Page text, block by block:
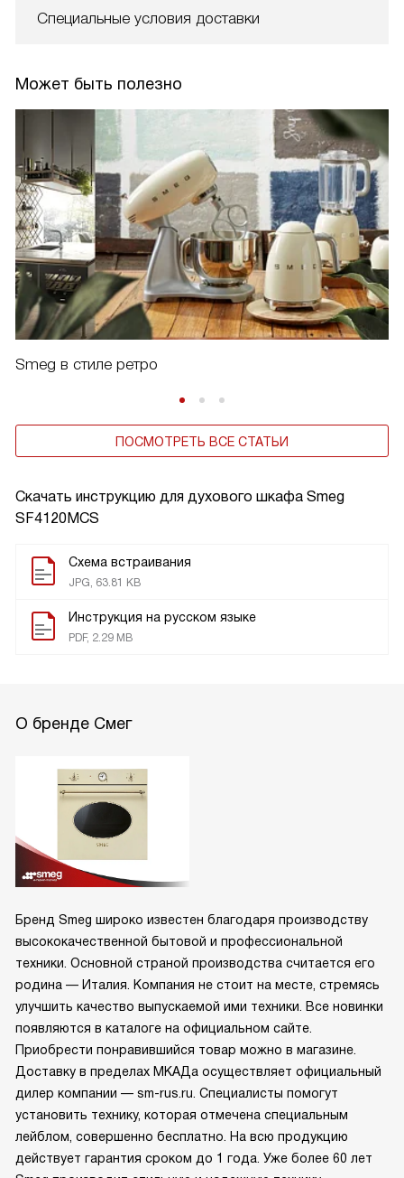
Скачать инструкцию для духового шкафа Smeg
SF4120MCS
Схема встраивания
JPG, 63.81 KB
Инструкция на русском языке
PDF, 2.29 MB
Специальные условия доставки
Может быть полезно
Smeg в стиле ретро
ПОСМОТРЕТЬ ВСЕ СТАТЬИ
О бренде Смег
Бренд Smeg широко известен благодаря производству
высококачественной бытовой и профессиональной
техники. Основной страной производства считается его
родина — Италия. Компания не стоит на месте, стремясь
улучшить качество выпускаемой ими техники. Все новинки
появляются в каталоге на официальном сайте.
Приобрести понравившийся товар можно в магазине.
Доставку в пределах МКАДа осуществляет официальный
дилер компании — sm-rus.ru. Специалисты помогут
установить технику, которая отмечена специальным
лейблом, совершенно бесплатно. На всю продукцию
действует гарантия сроком до 1 года. Уже более 60 лет